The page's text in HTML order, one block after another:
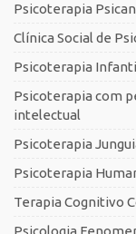
Psicoterapia
Clínica Social de
Psicoterapia
Psicoterapia com
intelectual
Psicoterapia
Psicoterapia
Terapia Cognitivo